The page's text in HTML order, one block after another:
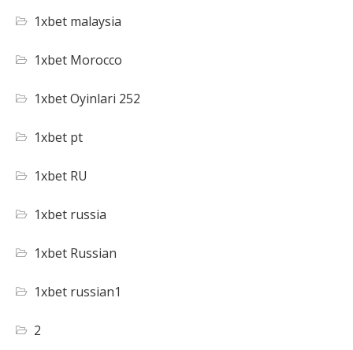
1xbet malaysia
1xbet Morocco
1xbet Oyinlari 252
1xbet pt
1xbet RU
1xbet russia
1xbet Russian
1xbet russian1
2